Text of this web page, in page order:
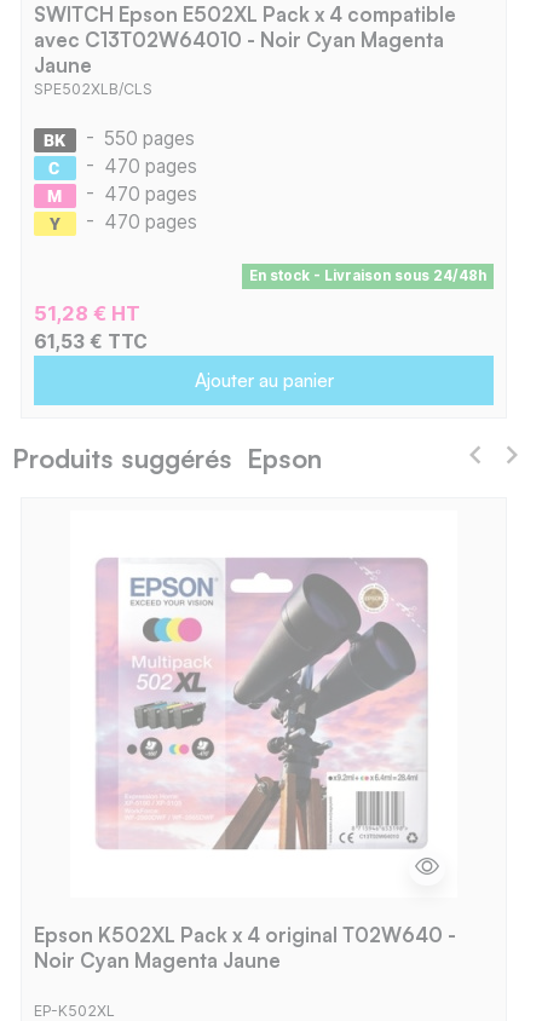
SWITCH Epson E502XL Pack x 4 compatible
avec C13T02W64010 - Noir Cyan Magenta
Jaune
SPE502XLB/CLS
- 550 pages
- 470 pages
- 470 pages
- 470 pages
En stock - Livraison sous 24/48h
51,28 € HT
61,53 € TTC
Ajouter au panier
Produits suggérés Epson
Epson K502XL Pack x 4 original T02W640 -
Noir Cyan Magenta Jaune
EP-K502XL